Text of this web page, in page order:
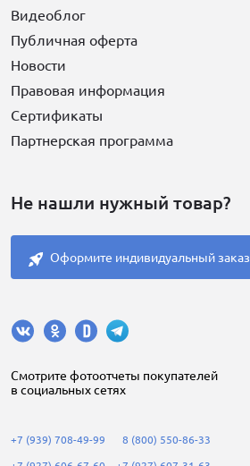
Видеоблог
Публичная оферта
Новости
Правовая информация
Сертификаты
Партнерская программа
Не нашли нужный товар?
Оформите индивидуальный заказ
Cмотрите фотоотчеты покупателей
в социальных сетях
+7 (939) 708-49-99 8 (800) 550-86-33